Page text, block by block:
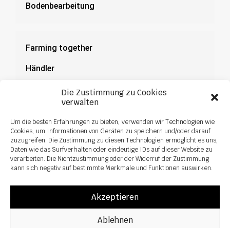
Die Zustimmung zu Cookies
verwalten
Um die besten Erfahrungen zu bieten, verwenden wir Technologien wie
Cookies, um Informationen von Geräten zu speichern und/oder darauf
zuzugreifen. Die Zustimmung zu diesen Technologien ermöglicht es uns,
Daten wie das Surfverhalten oder eindeutige IDs auf dieser Website zu
verarbeiten. Die Nichtzustimmung oder der Widerruf der Zustimmung
kann sich negativ auf bestimmte Merkmale und Funktionen auswirken.
Akzeptieren
Ablehnen
Bodenbearbeitung
Farming together
Händler
Dokumentation